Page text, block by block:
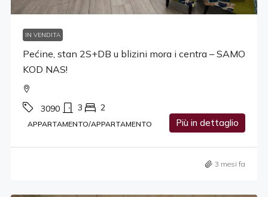
IN VENDITA
Pećine, stan 2S+DB u blizini mora i centra – SAMO
KOD NAS!
3090 3 2
APPARTAMENTO/APPARTAMENTO Più in dettaglio
3 mesi fa